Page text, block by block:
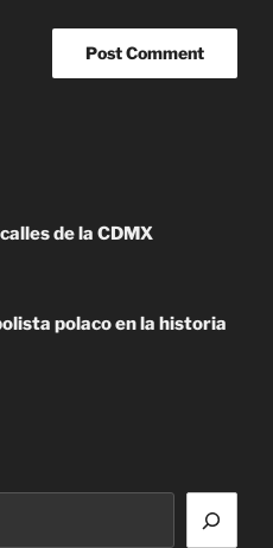
de la CDMX
polaco en la historia